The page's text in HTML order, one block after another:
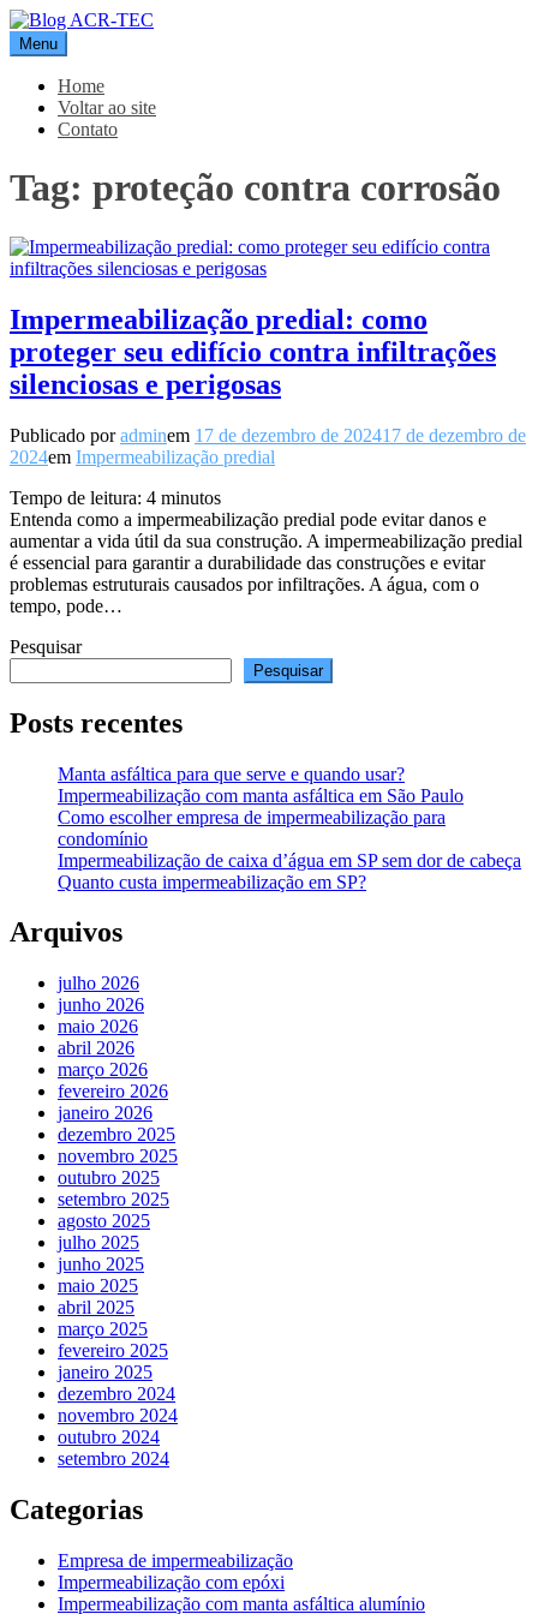
Pular
para
o
conteúdo
Blog ACR-TEC
Menu
Home
Voltar ao site
Contato
Tag: proteção contra corrosão
Impermeabilização predial: como
proteger seu edifício contra infiltrações
silenciosas e perigosas
Publicado poradminem 17 de dezembro de 202417 de dezembro de
2024em Impermeabilização predial
Tempo de leitura: 4 minutos
Entenda como a impermeabilização predial pode evitar danos e
aumentar a vida útil da sua construção. A impermeabilização predial
é essencial para garantir a durabilidade das construções e evitar
problemas estruturais causados por infiltrações. A água, com o
tempo, pode…
Pesquisar
Pesquisar
Posts recentes
Manta asfáltica para que serve e quando usar?
Impermeabilização com manta asfáltica em São Paulo
Como escolher empresa de impermeabilização para
condomínio
Impermeabilização de caixa d’água em SP sem dor de cabeça
Quanto custa impermeabilização em SP?
Arquivos
julho 2026
junho 2026
maio 2026
abril 2026
março 2026
fevereiro 2026
janeiro 2026
dezembro 2025
novembro 2025
outubro 2025
setembro 2025
agosto 2025
julho 2025
junho 2025
maio 2025
abril 2025
março 2025
fevereiro 2025
janeiro 2025
dezembro 2024
novembro 2024
outubro 2024
setembro 2024
Categorias
Empresa de impermeabilização
Impermeabilização com epóxi
Impermeabilização com manta asfáltica alumínio